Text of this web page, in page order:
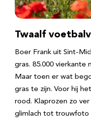
Twaalf
Boer Frank uit Sint-
gras. 85.000 vierkante
Maar toen er wat
gras te zijn. Voor hij
rood. Klaprozen zo
glimlach tot trouwfoto